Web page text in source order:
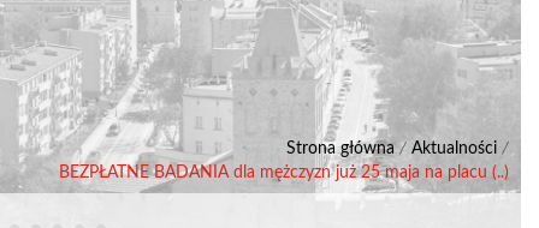
Strona główna / Aktualności /
BEZPŁATNE BADANIA dla mężczyzn już 25 maja na placu (..)